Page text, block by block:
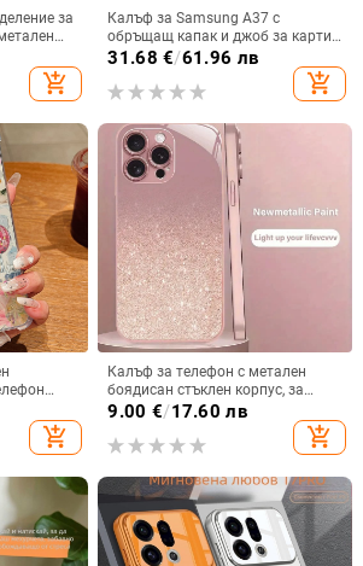
за
add_shopping_cart
Калъф за Samsung A37 с
обръщащ капак и джоб за карти,
защита от падане, A16 джоб за
магнитно затваряне
31.68 €/61.96 лв
add_shopping_cart
дизайн
A55
add_shopping_cart
Калъф за телефон с метален
боядисан стъклен корпус, за
iPhone 11–14 Pro Max,
9.00 €/17.60 лв
add_shopping_cart